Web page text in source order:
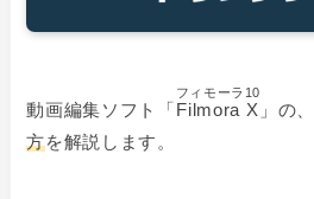
動画編集ソフト「Filmora X
フィモーラ10
」の、
方を解説します。